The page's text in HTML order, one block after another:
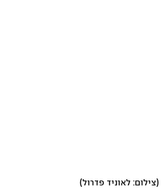
(צילום: לאוניד פדרול)